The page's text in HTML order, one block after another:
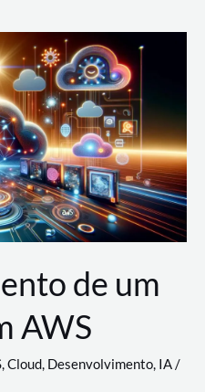
de um
AWS
,Cloud, Desenvolvimento, IA/